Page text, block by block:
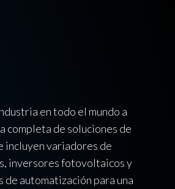
en todo el mundo a
completa de soluciones de
incluyen variadores de
inversores fotovoltaicos y
de automatización para una